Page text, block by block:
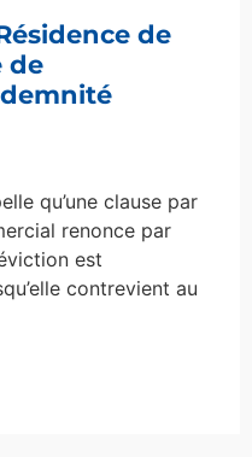
de
de
qu’une clause par
renonce par
est
contrevient au